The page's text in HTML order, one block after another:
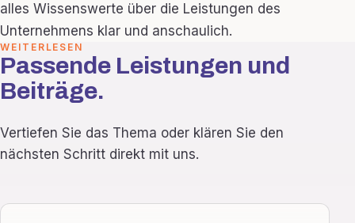
alles Wissenswerte über die Leistungen des
Unternehmens klar und anschaulich.
WEITERLESEN
Passende Leistungen und
Beiträge.
Vertiefen Sie das Thema oder klären Sie den
nächsten Schritt direkt mit uns.